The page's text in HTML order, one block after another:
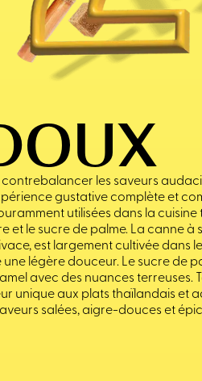
les saveurs
gustative complète et
utilisées dans la cuisine
et le sucre de palme. La canne à
est largement cultivée dans
légère douceur. Le sucre de
avec des nuances terreuses.
unique aux plats thaïlandais et
salées, aigre-douces et